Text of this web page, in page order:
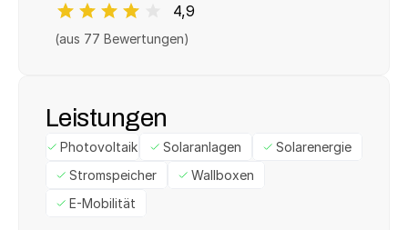
4,9
(aus 77 Bewertungen)
Leistungen
Photovoltaik Solaranlagen
Solarenergie
Stromspeicher
Wallboxen
E-Mobilität